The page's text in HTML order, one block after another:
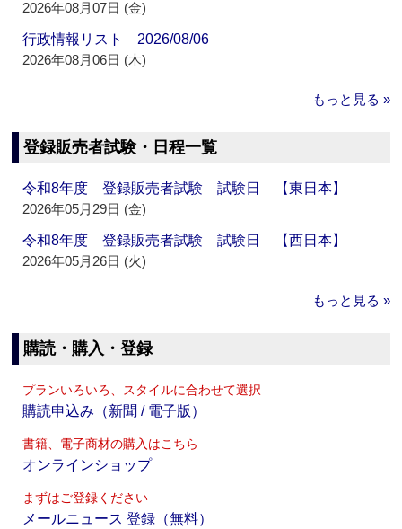
2026年08月07日 (金)
行政情報リスト 2026/08/06
2026年08月06日 (木)
もっと見る »
登録販売者試験・日程一覧
令和8年度 登録販売者試験 試験日 【東日本】
2026年05月29日 (金)
令和8年度 登録販売者試験 試験日 【西日本】
2026年05月26日 (火)
もっと見る »
購読・購入・登録
プランいろいろ、スタイルに合わせて選択
購読申込み（新聞 / 電子版）
書籍、電子商材の購入はこちら
オンラインショップ
まずはご登録ください
メールニュース 登録（無料）